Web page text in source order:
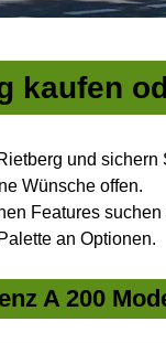
kaufen
und sichern
Wünsche offen.
Features
an Optionen.
A 200